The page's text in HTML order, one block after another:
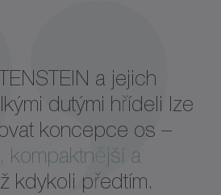
a jejich
dutými hřídeli lze
koncepce os –
kompaktnější a
kdykoli předtím.